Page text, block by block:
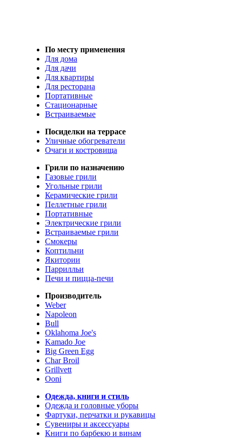
По месту применения
Для дома
Для дачи
Для квартиры
Для ресторана
Портативные
Стационарные
Встраиваемые
Посиделки на террасе
Уличные обогреватели
Очаги и костровища
Грили по назначению
Газовые грили
Угольные грили
Керамические грили
Пеллетные грили
Портативные
Электрические грили
Встраиваемые грили
Смокеры
Коптильни
Якитории
Паррилльи
Печи и пицца-печи
Производитель
Weber
Napoleon
Bull
Oklahoma Joe's
Kamado Joe
Big Green Egg
Char Broil
Grillvett
Ooni
Одежда, книги и стиль
Одежда и головные уборы
Фартуки, перчатки и рукавицы
Сувениры и аксессуары
Книги по барбекю и винам